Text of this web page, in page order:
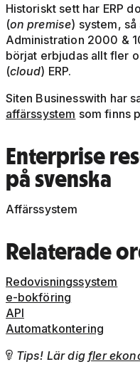
Historiskt sett har ERP
(on premise) system,
Administration 2000 &
börjat erbjudas allt fler
(cloud) ERP.
Siten Businesswith har
affärssystem som finns
Enterprise
på svenska
Affärssystem
Relaterade
Redovisningssystem
e-bokföring
API
Automatkontering
 Tips! Lär digfler